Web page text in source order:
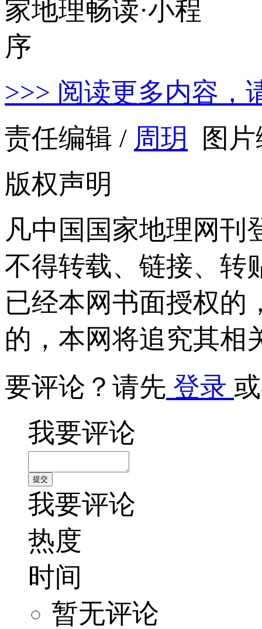
>>> 阅读更多内容，
责任编辑 / 周玥
图
版权声明
凡中国国家地理网刊
不得转载、链接、转
已经本网书面授权的
的，本网将追究其相
要评论？请先 登录
我要评论
我要评论
热度
时间
暂无评论